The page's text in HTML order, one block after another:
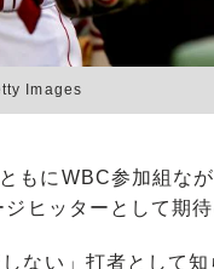
Images
にWBC参加組なが
ヒッターとして期待
ない」打者として知